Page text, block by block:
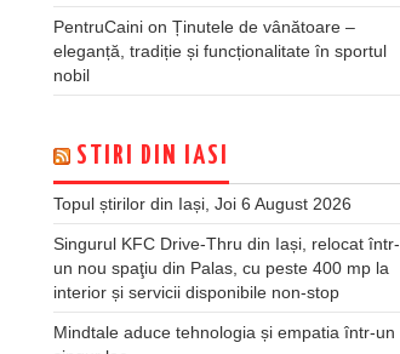
PentruCaini on Ținutele de vânătoare –
eleganță, tradiție și funcționalitate în sportul
nobil
STIRI DIN IASI
Topul știrilor din Iași, Joi 6 August 2026
Singurul KFC Drive-Thru din Iași, relocat într-
un nou spaţiu din Palas, cu peste 400 mp la
interior și servicii disponibile non-stop
Mindtale aduce tehnologia și empatia într-un